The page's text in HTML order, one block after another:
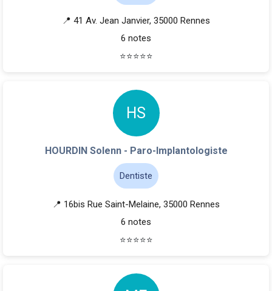
📍 41 Av. Jean Janvier, 35000 Rennes
6 notes
⭐⭐⭐⭐⭐
HS
HOURDIN Solenn - Paro-Implantologiste
Dentiste
📍 16bis Rue Saint-Melaine, 35000 Rennes
6 notes
⭐⭐⭐⭐⭐